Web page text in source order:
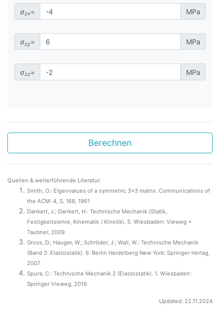
σzx= MPa
σzy= MPa
σzz= MPa
Berechnen
Quellen & weiterführende Literatur:
Smith, O.: Eigenvalues of a symmetric 3x3 matrix. Communications of
the ACM: 4, S. 168, 1961
Dankert, J.; Dankert, H.: Technische Mechanik (Statik,
Festigkeitslehre, Kinematik / Kinetik). 5. Wiesbaden: Vieweg +
Taubner, 2009
Gross, D.; Hauger, W.; Schröder, J.; Wall, W.: Technische Mechanik
(Band 2: Elastostatik). 9. Berlin Heidelberg New York: Springer-Verlag,
2007
Spura, C.: Technische Mechanik 2 (Elastostatik). 1. Wiesbaden:
Springer Vieweg, 2019
Updated: 22.11.2024